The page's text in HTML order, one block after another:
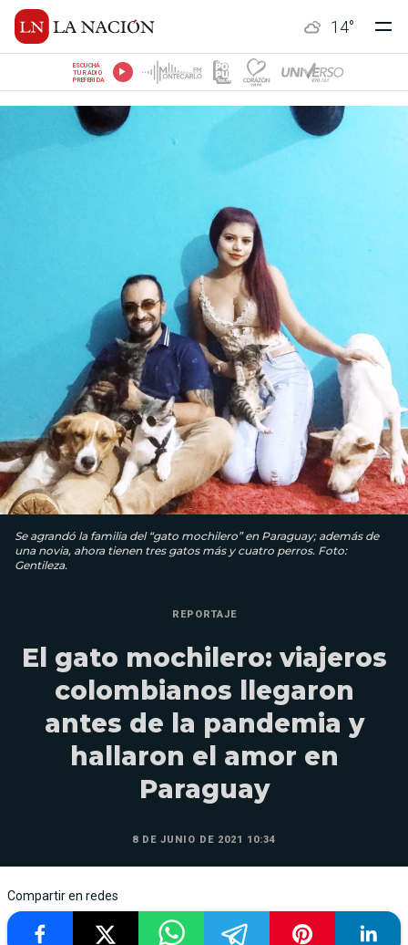
14°
ESCUCHÁ
TU RADIO
PREFERIDA
Se agrandó la familia del “gato mochilero” en Paraguay; además de
una novia, ahora tienen tres gatos más y cuatro perros. Foto:
Gentileza.
REPORTAJE
El gato mochilero: viajeros
colombianos llegaron
antes de la pandemia y
hallaron el amor en
Paraguay
8 DE JUNIO DE 2021 10:34
Compartir en redes